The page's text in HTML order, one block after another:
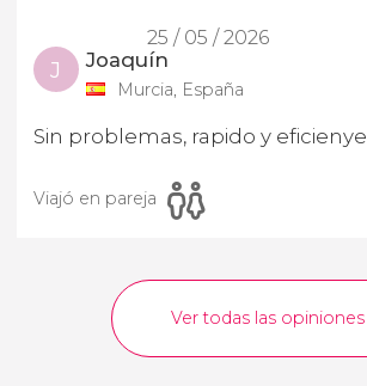
25 / 05 / 2026
J Joaquín
Murcia, España
Sin problemas, rapido y eficienye
Viajó en pareja
Ver todas las opiniones